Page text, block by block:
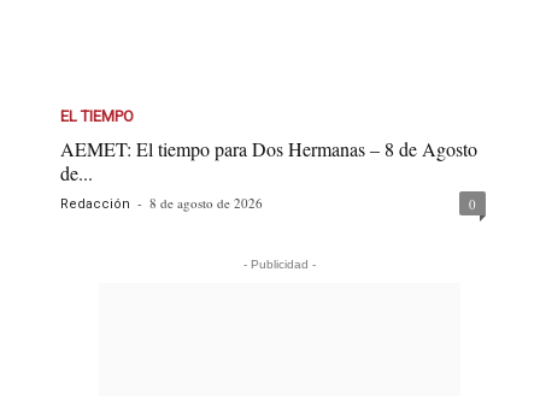
EL TIEMPO
AEMET: El tiempo para Dos Hermanas – 8 de Agosto
de...
Redacción - 8 de agosto de 2026 0
- Publicidad -